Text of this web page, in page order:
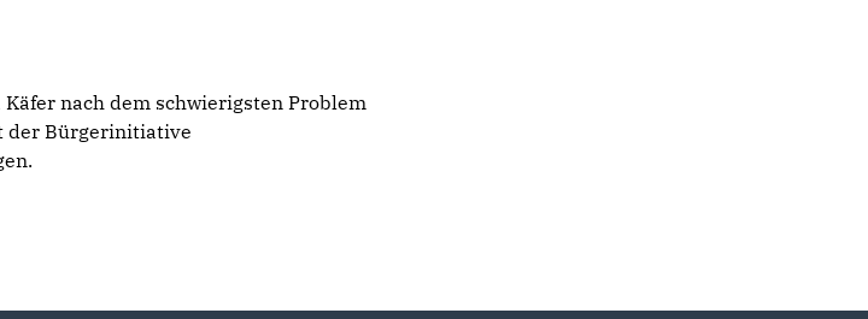
nach dem schwierigsten Problem
der Bürgerinitiative